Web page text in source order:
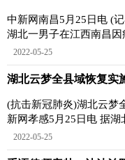
中新网南昌5月25日电 (
湖北一男子在江西南昌
救了3名重症患者
2022-05-25
湖北云梦全县域恢复实
(抗击新冠肺炎)湖北云梦
新网孝感5月25日电 据湖北孝感市云梦县新冠肺炎疫情防控指挥
部通告，该县全
2022-05-25